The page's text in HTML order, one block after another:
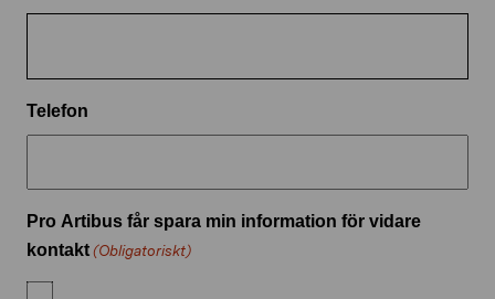
Telefon
Pro Artibus får spara min information för vidare
kontakt (Obligatoriskt)